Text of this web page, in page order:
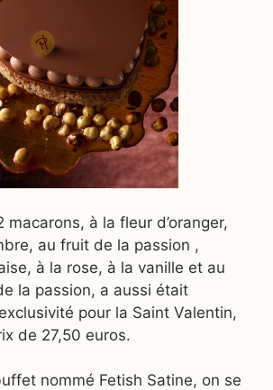
à la fleur d’oranger,
au fruit de la passion ,
à la rose, à la vanille et au
la passion, a aussi était
pour la Saint Valentin,
de 27,50 euros.
nommé Fetish Satine, on se